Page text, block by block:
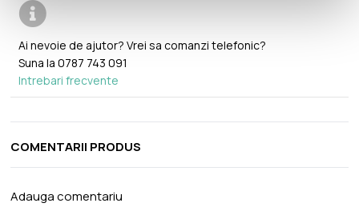
Ai nevoie de ajutor? Vrei sa comanzi telefonic?
Suna la0787 743 091
Intrebari frecvente
COMENTARII PRODUS
Adauga comentariu